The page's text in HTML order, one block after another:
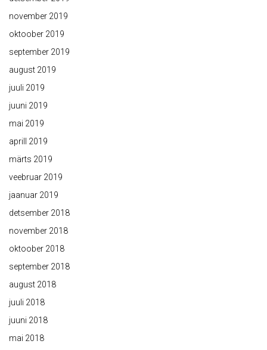
november 2019
oktoober 2019
september 2019
august 2019
juuli 2019
juuni 2019
mai 2019
aprill 2019
märts 2019
veebruar 2019
jaanuar 2019
detsember 2018
november 2018
oktoober 2018
september 2018
august 2018
juuli 2018
juuni 2018
mai 2018